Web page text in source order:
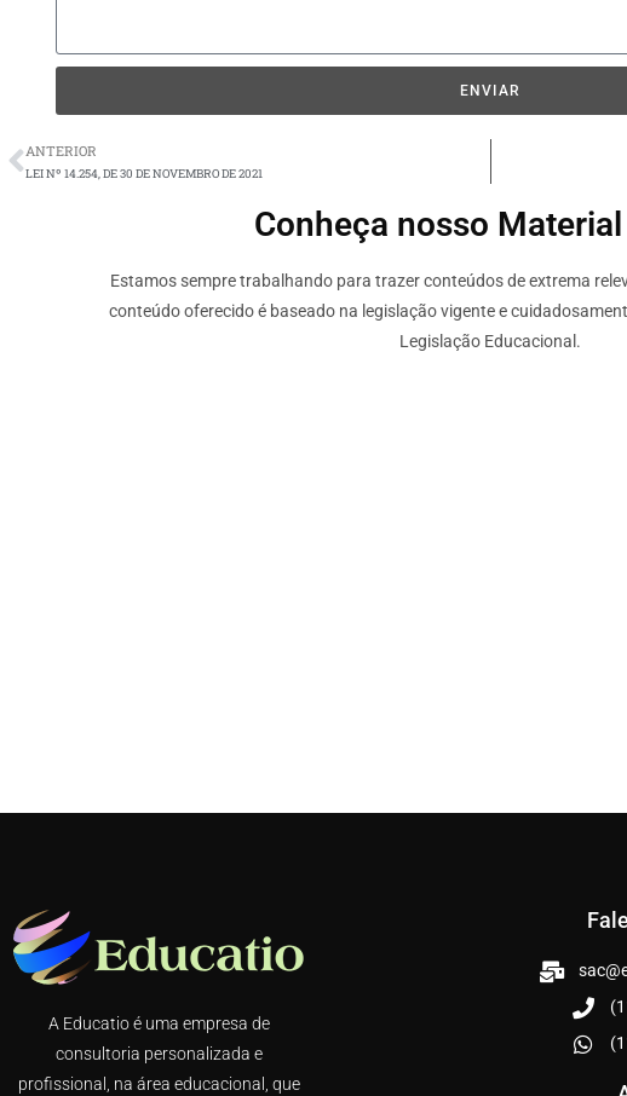
ENVIAR
ANTERIOR
LEI Nº 14.254, DE 30 DE NOVEMBRO DE 2021
Conheça nosso Material
Estamos sempre trabalhando para trazer conteúdos de extrema
conteúdo oferecido é baseado na legislação vigente e
Legislação Educacional.
A Educatio é uma empresa de
consultoria personalizada e
profissional, na área educacional, que